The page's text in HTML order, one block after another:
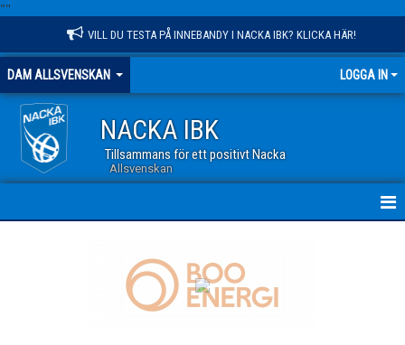
""
VILL DU TESTA PÅ INNEBANDY I NACKA IBK? KLICKA HÄR!
DAM ALLSVENSKAN LOGGA IN
NACKA IBK
Tillsammans för ett positivt Nacka
Allsvenskan